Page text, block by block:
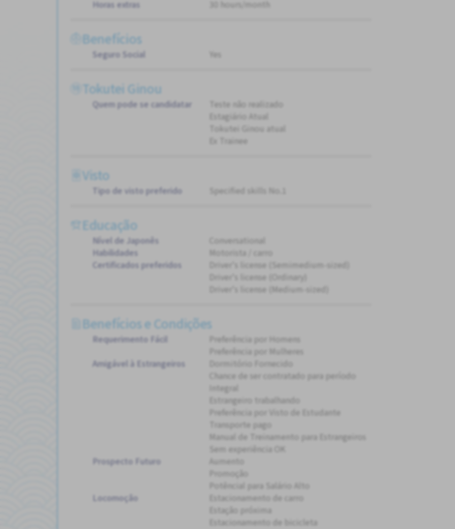
Horas extras
30 hours/month
Benefícios
Seguro Social Yes
Tokutei Ginou
Quem pode se candidatar
Teste não realizado
Estagiário Atual
Tokutei Ginou atual
Ex Trainee
Visto
Tipo de visto preferido Specified skills No.1
Educação
Nível de Japonês
Conversational
Habilidades
Motorista / carro
Certificados preferidos
Driver's license (Semimedium-sized)
Driver's license (Ordinary)
Driver's license (Medium-sized)
Benefícios e Condições
Requerimento Fácil
Preferência por Homens
Preferência por Mulheres
Amigável à Estrangeiros
Dormitório Fornecido
Chance de ser contratado para período
Integral
Estrangeiro trabalhando
Preferência por Visto de Estudante
Transporte pago
Manual de Treinamento para Estrangeiros
Sem experiência OK
Prospecto Futuro
Aumento
Promoção
Potêncial para Salário Alto
Locomoção
Estacionamento de carro
Estação próxima
Estacionamento de bicicleta